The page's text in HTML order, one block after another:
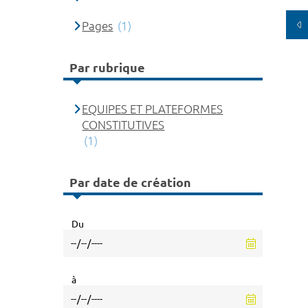
Pages (1)
Par rubrique
EQUIPES ET PLATEFORMES
CONSTITUTIVES
(1)
Par date de création
Du
à